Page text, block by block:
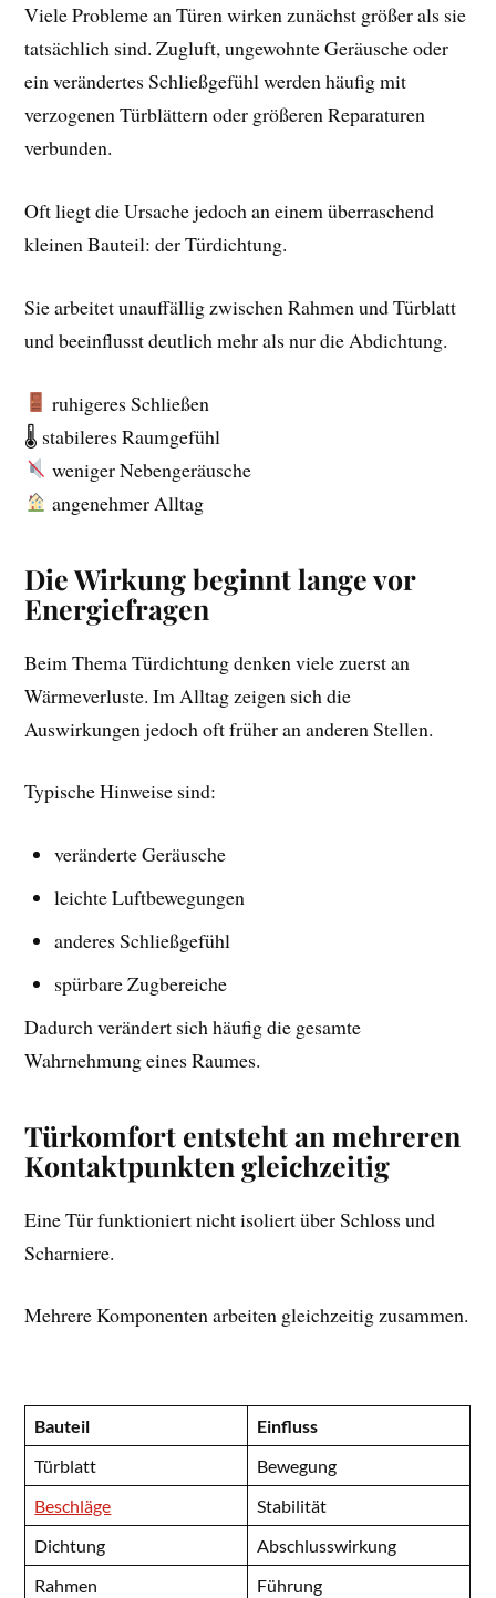
Viele Probleme an Türen wirken zunächst größer als sie
tatsächlich sind. Zugluft, ungewohnte Geräusche oder
ein verändertes Schließgefühl werden häufig mit
verzogenen Türblättern oder größeren Reparaturen
verbunden.
Oft liegt die Ursache jedoch an einem überraschend
kleinen Bauteil: der Türdichtung.
Sie arbeitet unauffällig zwischen Rahmen und Türblatt
und beeinflusst deutlich mehr als nur die Abdichtung.
ruhigeres Schließen
🌡 stabileres Raumgefühl
weniger Nebengeräusche
angenehmer Alltag
Die Wirkung beginnt lange vor
Energiefragen
Beim Thema Türdichtung denken viele zuerst an
Wärmeverluste. Im Alltag zeigen sich die
Auswirkungen jedoch oft früher an anderen Stellen.
Typische Hinweise sind:
veränderte Geräusche
leichte Luftbewegungen
anderes Schließgefühl
spürbare Zugbereiche
Dadurch verändert sich häufig die gesamte
Wahrnehmung eines Raumes.
Türkomfort entsteht an mehreren
Kontaktpunkten gleichzeitig
Eine Tür funktioniert nicht isoliert über Schloss und
Scharniere.
Mehrere Komponenten arbeiten gleichzeitig zusammen.
Bauteil
Einfluss
Türblatt
Bewegung
Beschläge
Stabilität
Dichtung
Abschlusswirkung
Rahmen
Führung